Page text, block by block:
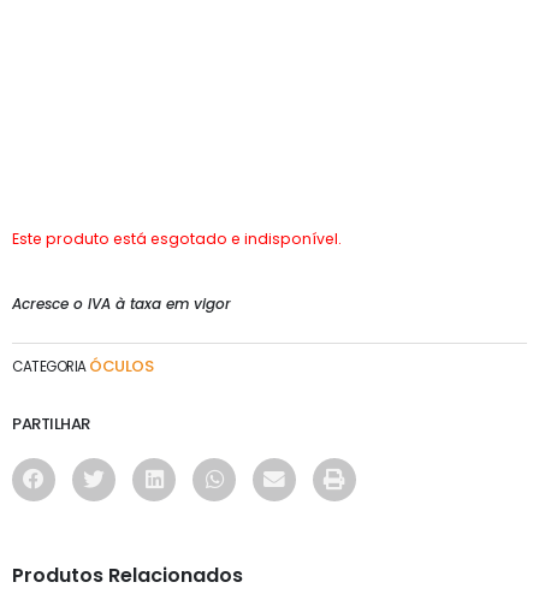
Este produto está esgotado e indisponível.
Acresce o IVA à taxa em vigor
CATEGORIA ÓCULOS
PARTILHAR
Produtos Relacionados